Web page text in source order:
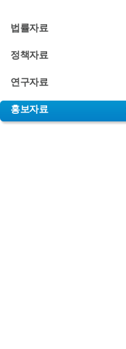
법률자료
정책자료
연구자료
홍보자료